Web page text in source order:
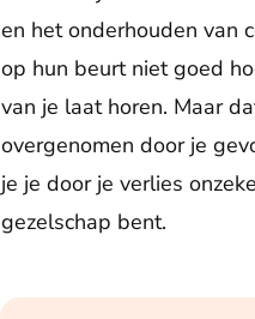
en het onderhouden van
op hun beurt niet goed
van je laat horen. Maar
overgenomen door je
je je door je verlies
gezelschap bent.